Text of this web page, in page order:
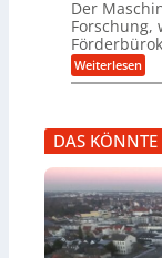
S
C
L
w
e
i
r
e
n
t
w
i
c
k
H
y
b
r
i
d
u
g
e
l
l
a
g
e
p
f
e
r
z
i
t
U
s
a
t
z
k
Der
Weiterlesen:
M
c
h
i
n
e
n
b
a
u
DAS KÖNNTE